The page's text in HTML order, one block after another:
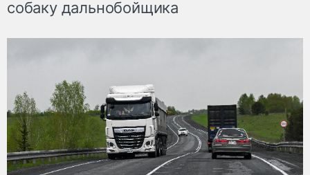
собаку дальнобойщика